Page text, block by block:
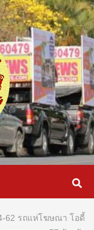
62 รถแห่โฆษณา โอดี้